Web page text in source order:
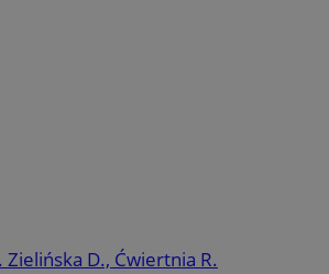
Zielińska D., Ćwiertnia R.